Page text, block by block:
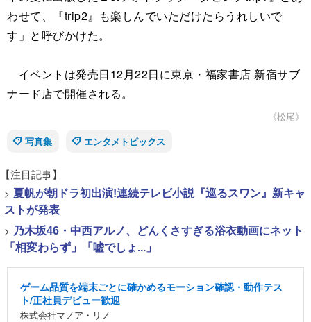
わせて、『trip2』も楽しんでいただけたらうれしいで
す」と呼びかけた。
イベントは発売日12月22日に東京・福家書店 新宿サブ
ナード店で開催される。
《松尾》
写真集
エンタメトピックス
【注目記事】
> 夏帆が朝ドラ初出演!連続テレビ小説『巡るスワン』新キャ
ストが発表
> 乃木坂46・中西アルノ、どんくさすぎる浴衣動画にネット
「相変わらず」「嘘でしょ...」
ゲーム品質を端末ごとに確かめるモーション確認・動作テス
ト/正社員デビュー歓迎
株式会社マノア・リノ